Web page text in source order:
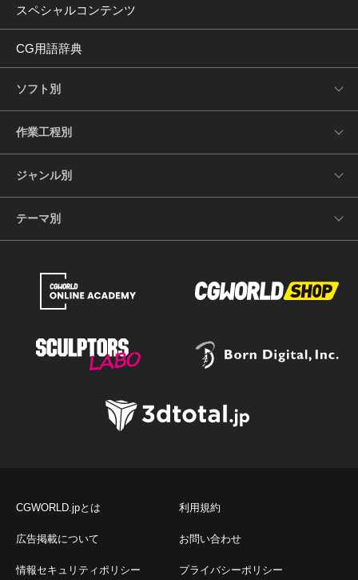
スペシャルコンテンツ
CG用語辞典
ソフト別
作業工程別
ジャンル別
テーマ別
CGWORLD.jpとは 利用規約
広告掲載について お問い合わせ
情報セキュリティポリシー プライバシーポリシー